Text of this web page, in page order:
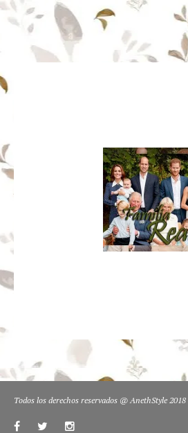
Todos los derechos reservados @ AnethStyle 2018